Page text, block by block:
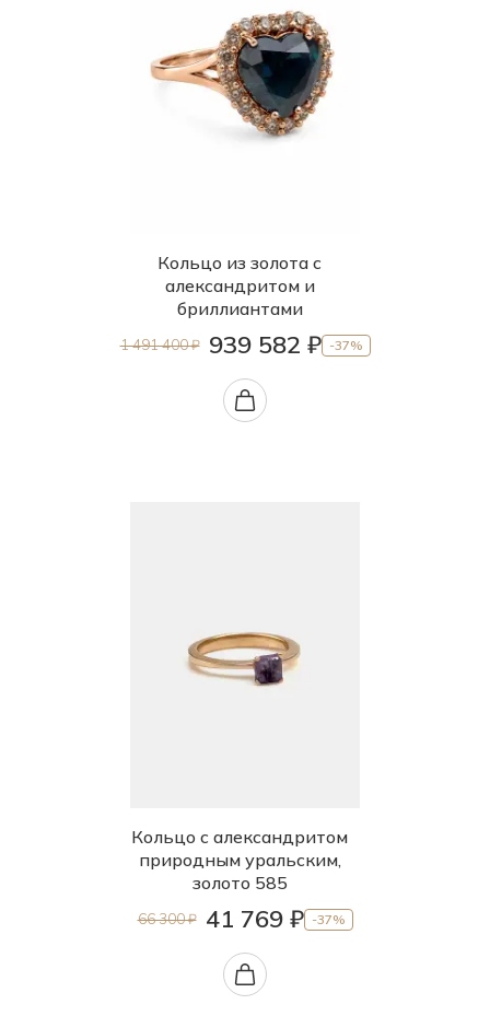
Кольцо из золота с
александритом и
бриллиантами
1 491 400 ₽ 939 582 ₽ -37%
Кольцо с александритом
природным уральским,
золото 585
66 300 ₽ 41 769 ₽ -37%